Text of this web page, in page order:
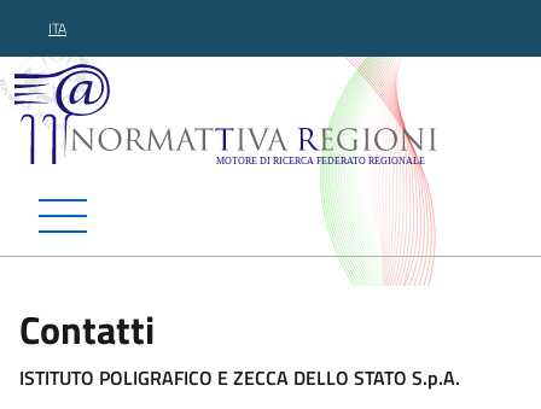
ITA
Normattiva Regioni -
Contatti
ISTITUTO POLIGRAFICO E ZECCA DELLO STATO S.p.A.